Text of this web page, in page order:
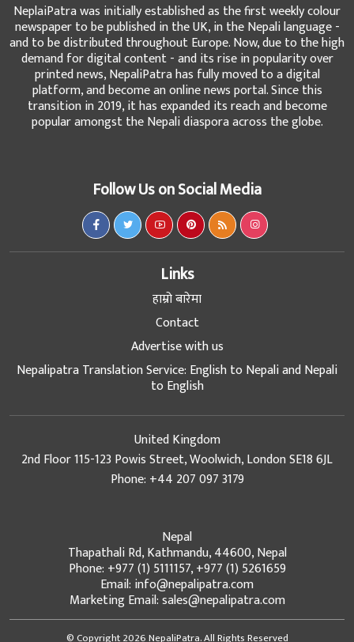
NeplaiPatra was initially established as the first weekly colour
newspaper to be published in the UK, in the Nepali language -
and to be distributed throughout Europe. Now, due to the high
demand for digital content - and its rise in popularity over
printed news, NepaliPatra has fully moved to a digital
platform, and become an online news portal. Since this
transition in 2019, it has expanded its reach and become
popular amongst the Nepali diaspora across the globe.
Follow Us on Social Media
Links
हाम्रो बारेमा
Contact
Advertise with us
Nepalipatra Translation Service: English to Nepali and Nepali
to English
United Kingdom
2nd Floor 115-123 Powis Street, Woolwich, London SE18 6JL
Phone: +44 207 097 3179
Nepal
Thapathali Rd, Kathmandu, 44600, Nepal
Phone: +977 (1) 5111157, +977 (1) 5261659
Email: info@nepalipatra.com
Marketing Email: sales@nepalipatra.com
© Copyright 2026 NepaliPatra. All Rights Reserved